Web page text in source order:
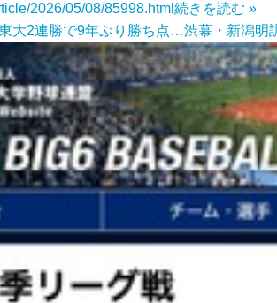
2026/05/08/85998.html 続きを読む »
大2連勝で9年ぶり勝ち点…渋幕・新潟明